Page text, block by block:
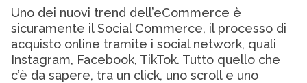
Uno dei nuovi trend dell’eCommerce è
sicuramente il Social Commerce, il processo di
acquisto online tramite i social network, quali
Instagram, Facebook, TikTok. Tutto quello che
c’è da sapere, tra un click, uno scroll e uno